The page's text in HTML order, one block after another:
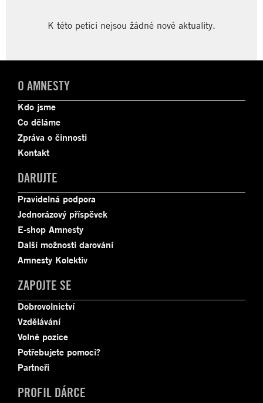
K této petici nejsou žádné nové aktuality.
O AMNESTY
Kdo jsme
Co děláme
Zpráva o činnosti
Kontakt
DARUJTE
Pravidelná podpora
Jednorázový příspěvek
E-shop Amnesty
Další možnosti darování
Amnesty Kolektiv
ZAPOJTE SE
Dobrovolnictví
Vzdělávání
Volné pozice
Potřebujete pomoci?
Partneři
PROFIL DÁRCE